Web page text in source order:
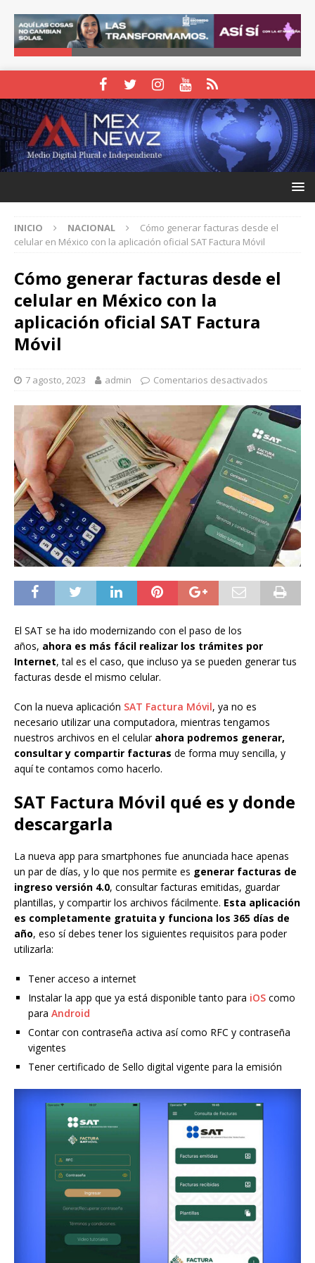
INICIO NACIONAL
Cómo generar facturas desde el
celular en México con la aplicación oficial SAT Factura Móvil
Cómo generar facturas desde el
celular en México con la
aplicación oficial SAT Factura
Móvil
7 agosto, 2023 admin Comentarios desactivados
El SAT se ha ido modernizando con el paso de los
años, ahora es más fácil realizar los trámites por
Internet, tal es el caso, que incluso ya se pueden generar tus
facturas desde el mismo celular.
Con la nueva aplicación SAT Factura Móvil, ya no es
necesario utilizar una computadora, mientras tengamos
nuestros archivos en el celular ahora podremos generar,
consultar y compartir facturas de forma muy sencilla, y
aquí te contamos como hacerlo.
SAT Factura Móvil qué es y donde
descargarla
La nueva app para smartphones fue anunciada hace apenas
un par de días, y lo que nos permite es generar facturas de
ingreso versión 4.0, consultar facturas emitidas, guardar
plantillas, y compartir los archivos fácilmente. Esta aplicación
es completamente gratuita y funciona los 365 días de
año, eso sí debes tener los siguientes requisitos para poder
utilizarla:
Tener acceso a internet
Instalar la app que ya está disponible tanto para iOS como
para Android
Contar con contraseña activa así como RFC y contraseña
vigentes
Tener certificado de Sello digital vigente para la emisión